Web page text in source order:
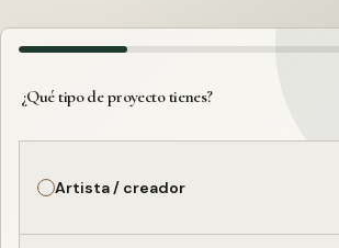
¿Qué tipo de proyecto tienes?
Artista / creador